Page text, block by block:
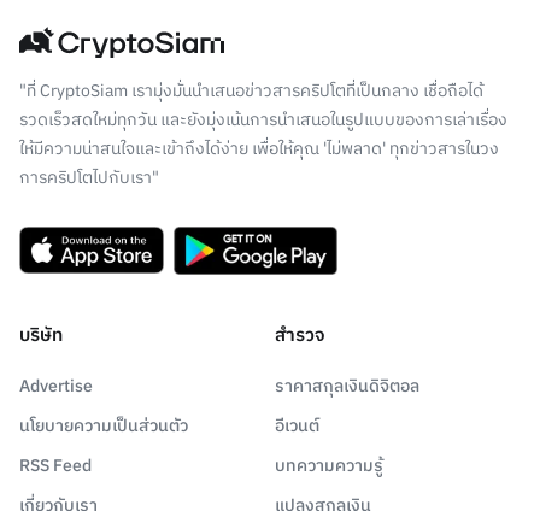
"ที่ CryptoSiam เรามุ่งมั่นนำเสนอข่าวสารคริปโตที่เป็นกลาง เชื่อถือได้
รวดเร็วสดใหม่ทุกวัน และยังมุ่งเน้นการนำเสนอในรูปแบบของการเล่าเรื่อง
ให้มีความน่าสนใจและเข้าถึงได้ง่าย เพื่อให้คุณ 'ไม่พลาด' ทุกข่าวสารในวง
การคริปโตไปกับเรา"
บริษัท
Advertise
นโยบายความเป็นส่วนตัว
RSS Feed
เกี่ยวกับเรา
สำรวจ
ราคาสกุลเงินดิจิตอล
อีเวนต์
บทความความรู้
แปลงสกุลเงิน